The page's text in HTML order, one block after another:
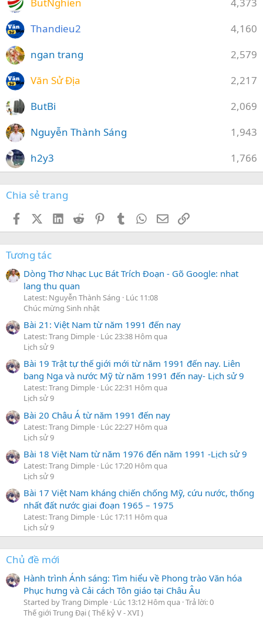
4,160
Thandieu2
2,579
ngan trang
2,217
Văn Sử Địa
2,069
ButBi
1,943
Nguyễn Thành Sáng
1,766
h2y3
Chia sẻ trang
FacebookX (Twitter)
LinkedIn
Reddit PinterestTumblr WhatsApp
EmailLink
Tương tác
Dòng Thơ Nhạc Lục Bát Trích Đoạn - Gõ Google: nhat
lang thu quan
Latest: Nguyễn Thành Sáng
Lúc 11:08
Chúc mừng Sinh nhật
Bài 21: Việt Nam từ năm 1991 đến nay
Latest: Trang Dimple Lúc 23:38 Hôm qua
Lịch sử 9
Bài 19 Trật tự thế giới mới từ năm 1991 đến nay. Liên
bang Nga và nước Mỹ từ năm 1991 đến nay- Lịch sử 9
Latest: Trang Dimple Lúc 22:31 Hôm qua
Lịch sử 9
Bài 20 Châu Á từ năm 1991 đến nay
Latest: Trang Dimple Lúc 22:27 Hôm qua
Lịch sử 9
Bài 18 Việt Nam từ năm 1976 đến năm 1991 -Lịch sử 9
Latest: Trang Dimple Lúc 17:20 Hôm qua
Lịch sử 9
Bài 17 Việt Nam kháng chiến chống Mỹ, cứu nước, thống
nhất đất nước giai đoạn 1965 – 1975
Latest: Trang Dimple Lúc 17:11 Hôm qua
Lịch sử 9
Chủ đề mới
Hành trình Ánh sáng: Tìm hiểu về Phong trào Văn hóa
Phục hưng và Cải cách Tôn giáo tại Châu Âu
Started by Trang Dimple Lúc 13:12 Hôm qua Trả lời: 0
Thế giới Trung Đại ( Thế kỷ V - XVI )